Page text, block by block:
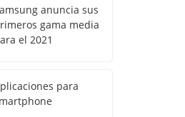
anuncia sus
gama media
el 2021
para